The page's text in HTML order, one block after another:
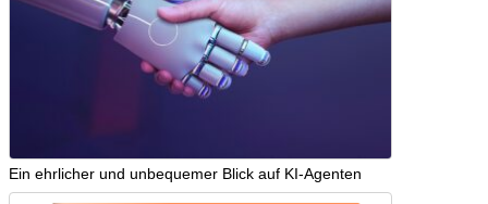
Ein ehrlicher und unbequemer Blick auf KI-Agenten